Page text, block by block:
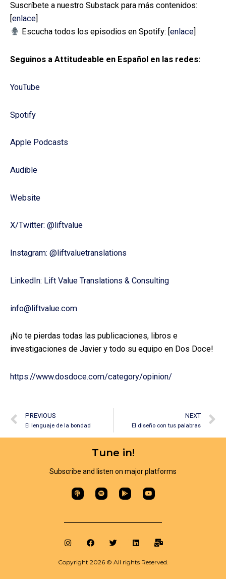
Suscríbete a nuestro Substack para más contenidos:
enlace
Escucha todos los episodios en Spotify: [ enlace]
Seguinos a Attitudeable en Español en las redes:
YouTube
Spotify
Apple Podcasts
Audible
Website⁠⁠⁠
X/Twitter: ⁠⁠⁠⁠⁠⁠⁠⁠⁠⁠⁠⁠@liftvalue
Instagram: ⁠⁠⁠⁠⁠⁠⁠⁠⁠⁠⁠⁠@liftvaluetranslations
LinkedIn: ⁠⁠⁠⁠⁠⁠⁠⁠⁠⁠⁠⁠Lift Value Translations & Consulting
info@liftvalue.com
¡No te pierdas todas las publicaciones, libros e
investigaciones de Javier y todo su equipo en Dos Doce!
https://www.dosdoce.com/category/opinion/
PREVIOUS
El lenguaje de la bondad
NEXT
El diseño con tus palabras
Tune in!
Subscribe and listen on major platforms​
Copyright 2026 © All rights Reserved.